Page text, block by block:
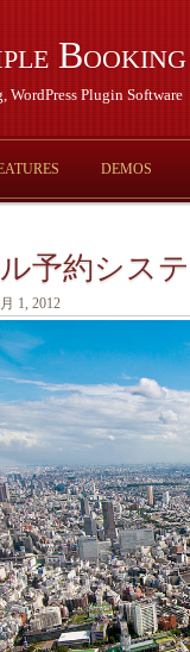
Booking
Plugin Software
DEMOS
予約シス
1, 2012